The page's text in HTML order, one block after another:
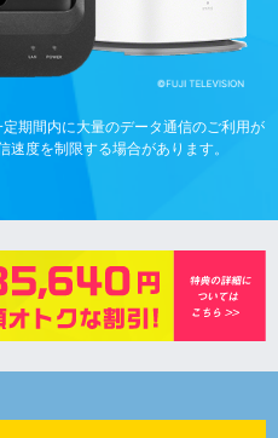
期間内に大量のデータ通信のご利用が
度を制限する場合があります。